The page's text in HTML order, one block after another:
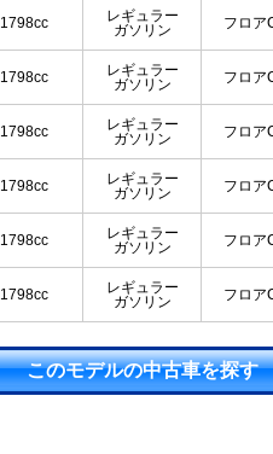
1798cc
レギュラー
ガソリン
フロア
1798cc
レギュラー
ガソリン
フロア
1798cc
レギュラー
ガソリン
フロア
1798cc
レギュラー
ガソリン
フロア
1798cc
レギュラー
ガソリン
フロア
1798cc
レギュラー
ガソリン
フロア
このモデルの中古車を探す